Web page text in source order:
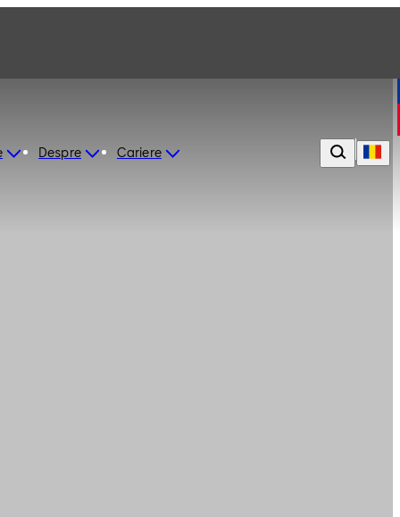
Despre Cariere